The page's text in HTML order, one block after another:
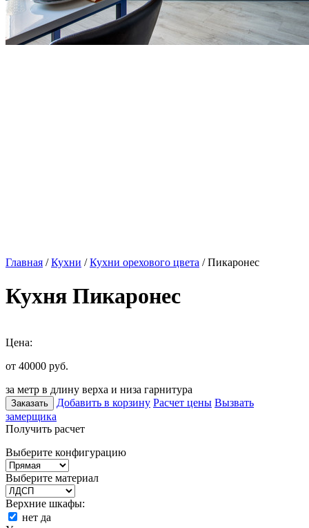
Главная /Кухни /Кухни орехового цвета / Пикаронес
Кухня Пикаронес
Цена:
от 40000 руб.
за метр в длину верха и низа гарнитура
Заказать Добавить в корзину Расчет цены Вызвать
замерщика
Получить расчет
Выберите конфигурацию
Выберите материал
Верхние шкафы:
нет да